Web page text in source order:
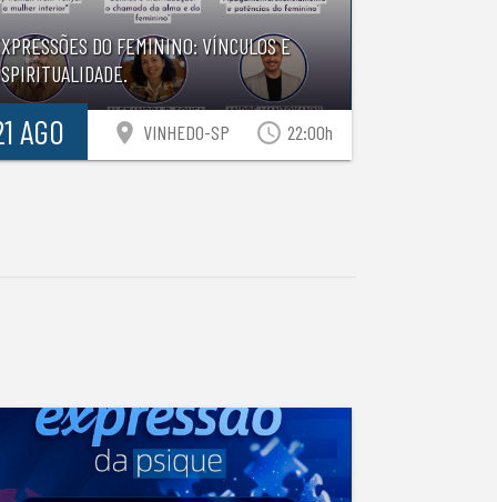
DO FEMININO: VÍNCULOS E
AGO location_on VINHEDO-SP access_time 22:00h